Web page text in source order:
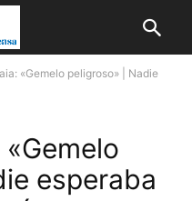
«Gemelo peligroso» | Nadie
esperaba